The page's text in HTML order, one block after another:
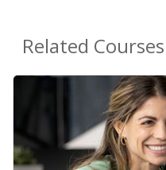
Related Courses